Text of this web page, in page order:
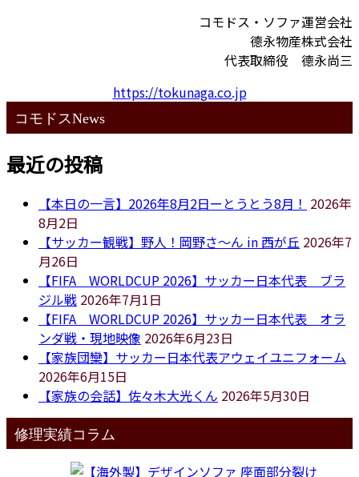
コモドス・ソファ運営会社
德永物産株式会社
代表取締役 德永尚三
https://tokunaga.co.jp
コモドスNews
最近の投稿
【本日の一言】2026年8月2日ーとうとう8月！ 2026年
8月2日
【サッカー観戦】野人！岡野さ～ん in 西が丘 2026年7
月26日
【FIFA WORLDCUP 2026】サッカー日本代表 ブラ
ジル戦 2026年7月1日
【FIFA WORLDCUP 2026】サッカー日本代表 オラ
ンダ戦・現地映像 2026年6月23日
【家族団欒】サッカー日本代表アウェイユニフォーム
2026年6月15日
【家族の会話】佐々木大光くん 2026年5月30日
修理実績コラム